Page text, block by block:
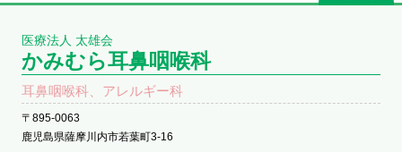
医療法人 太雄会
かみむら耳鼻咽喉科
耳鼻咽喉科、アレルギー科
〒895-0063
鹿児島県薩摩川内市若葉町3-16